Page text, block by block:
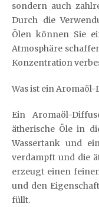
sondern auch
Durch die
Ölen können Sie
Atmosphäre
Konzentration
Was ist ein Aromaöl-
Ein Aromaöl-
ätherische Öle in
Wassertank und
verdampft und die
erzeugt einen
und den
füllt.